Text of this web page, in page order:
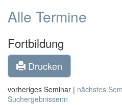
Alle Termine
Fortbildung
Drucken
vorheriges Seminar | nächstes
Suchergebnissenn